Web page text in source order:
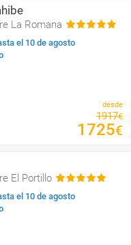
La Romana
el 10 de agosto
desde
1917€
1725€
El Portillo
el 10 de agosto